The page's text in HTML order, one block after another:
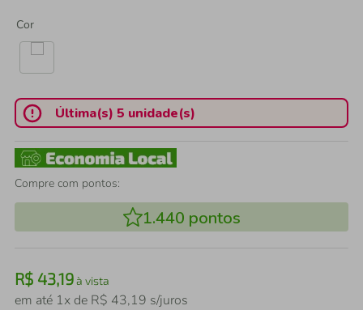
Cor
Última(s) 5 unidade(s)
Compre com pontos:
1.440 pontos
R$ 43,19à vista
em até 1x de R$ 43,19 s/juros